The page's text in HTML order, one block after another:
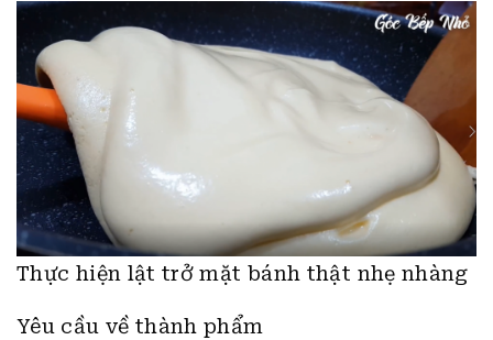
Thực hiện lật trở mặt bánh thật nhẹ nhàng
Yêu cầu về thành phẩm